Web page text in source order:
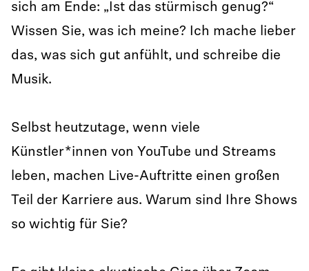
sich am Ende: „Ist das stürmisch genug?“
Wissen Sie, was ich meine? Ich mache lieber
das, was sich gut anfühlt, und schreibe die
Musik.
Selbst heutzutage, wenn viele
Künstler*innen von YouTube und Streams
leben, machen Live-Auftritte einen großen
Teil der Karriere aus. Warum sind Ihre Shows
so wichtig für Sie?